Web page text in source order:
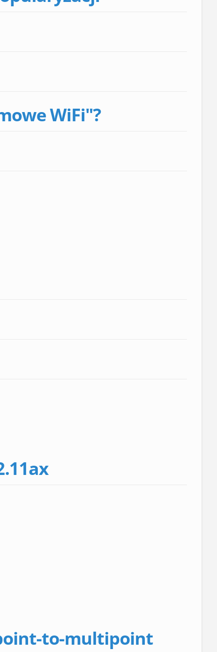
WiFi"?
to-multipoint